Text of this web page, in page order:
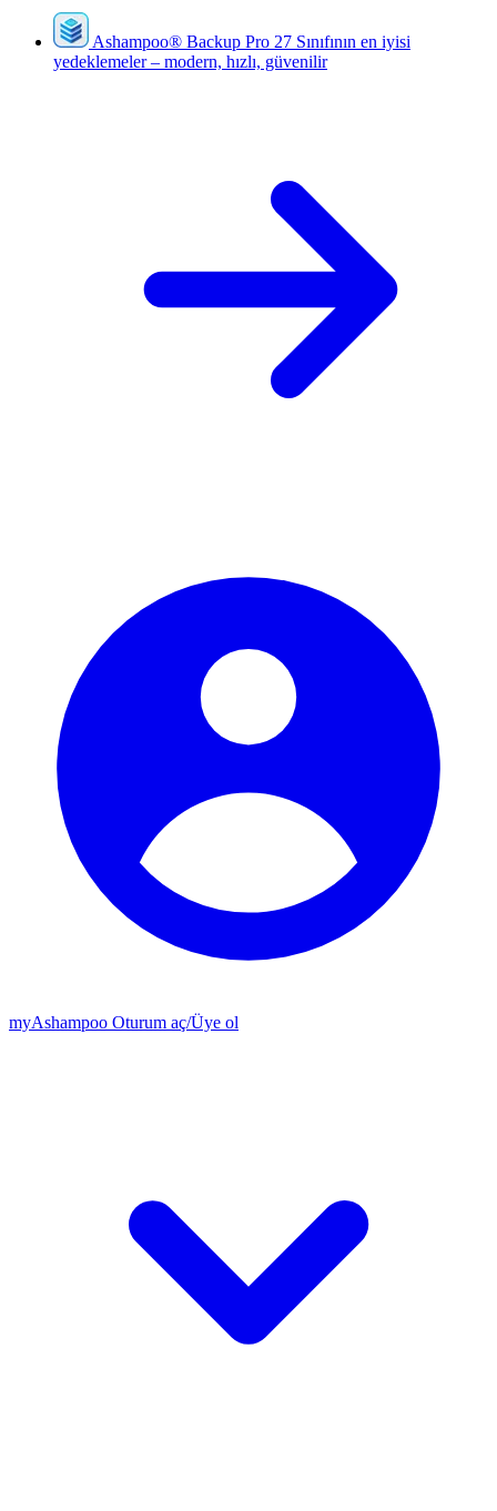
Ashampoo® Backup Pro 27 Sınıfının en iyisi
yedeklemeler – modern, hızlı, güvenilir
myAshampoo Oturum aç/Üye ol